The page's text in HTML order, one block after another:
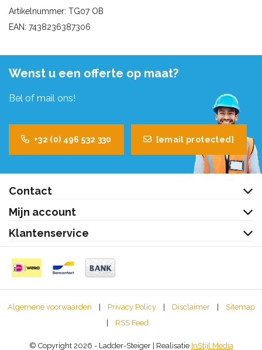
Artikelnummer: TG07 OB
EAN: 7438236387306
Wenst u een offerte op maat?
Bel of mail ons!
+32 (0) 496 532 330 [email protected]
Contact
Mijn account
Klantenservice
Algemene voorwaarden | Privacy Policy | Disclaimer |
Sitemap
|
RSS Feed
© Copyright 2026 - Ladder-Steiger | Realisatie InStijl Media